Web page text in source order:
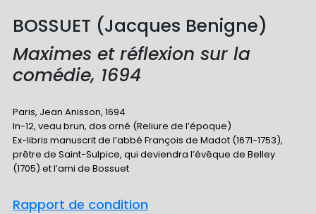
BOSSUET (Jacques Benigne)
Maximes et réflexion sur la
comédie, 1694
Paris, Jean Anisson, 1694
In-12, veau brun, dos orné (Reliure de l’époque)
Ex-libris manuscrit de l’abbé François de Madot (1671-1753),
prêtre de Saint-Sulpice, qui deviendra l’évêque de Belley
(1705) et l’ami de Bossuet
Rapport de condition